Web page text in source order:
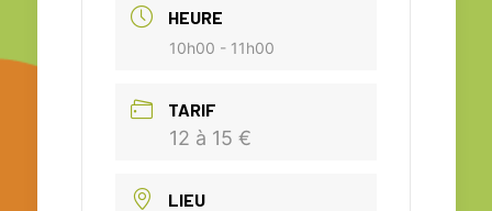
HEURE
10h00 - 11h00
TARIF
12 à 15 €
LIEU